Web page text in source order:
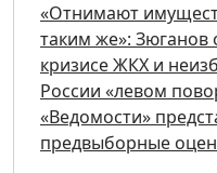
«Отнимают
таким же»: Зюганов
кризисе ЖКХ и
России «левом
«Ведомости»
предвыборные